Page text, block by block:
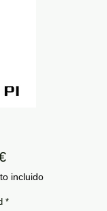
Precio
incluido
*